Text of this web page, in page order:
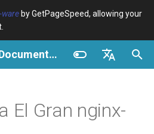
by GetPageSpeed, allowing your
NGINX Extras Documentation
Español
Variables
Directives
VPS/Dedicated - FastCGI
El Gran nginx-